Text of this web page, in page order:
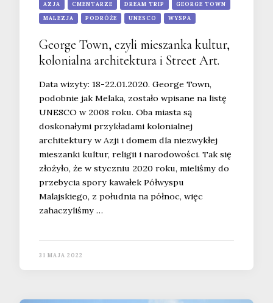
AZJA CMENTARZE DREAM TRIP GEORGE TOWN
MALEZJA PODRÓŻE UNESCO WYSPA
George Town, czyli mieszanka kultur,
kolonialna architektura i Street Art.
Data wizyty: 18-22.01.2020. George Town,
podobnie jak Melaka, zostało wpisane na listę
UNESCO w 2008 roku. Oba miasta są
doskonałymi przykładami kolonialnej
architektury w Azji i domem dla niezwykłej
mieszanki kultur, religii i narodowości. Tak się
złożyło, że w styczniu 2020 roku, mieliśmy do
przebycia spory kawałek Półwyspu
Malajskiego, z południa na północ, więc
zahaczyliśmy …
31 MAJA 2022